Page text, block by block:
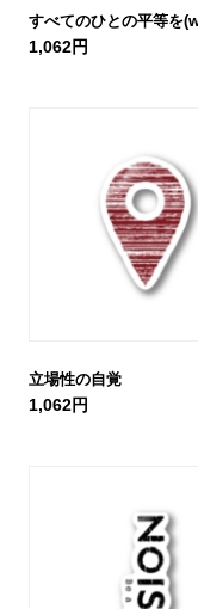
すべてのひとの平等を
1,062円
立場性の自覚
1,062円